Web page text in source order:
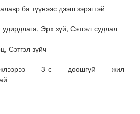
ба түүнээс дээш зэрэгтэй
удирдлага, Эрх зүй, Сэтгэл судлал
Сэтгэл зүйч
3-с доошгүй жил